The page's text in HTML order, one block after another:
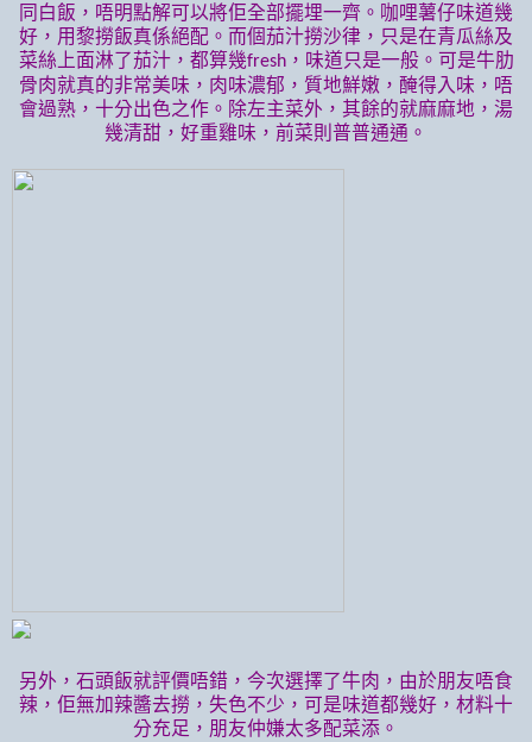
同白飯，唔明點解可以將佢全部擺埋一齊。咖哩薯仔味道幾
好，用黎撈飯真係絕配。而個茄汁撈沙律，只是在青瓜絲及
菜絲上面淋了茄汁，都算幾fresh，味道只是一般。可是牛肋
骨肉就真的非常美味，肉味濃郁，質地鮮嫩，醃得入味，唔
會過熟，十分出色之作。除左主菜外，其餘的就麻麻地，湯
幾清甜，好重雞味，前菜則普普通通。
另外，石頭飯就評價唔錯，今次選擇了牛肉，由於朋友唔食
辣，佢無加辣醬去撈，失色不少，可是味道都幾好，材料十
分充足，朋友仲嫌太多配菜添。